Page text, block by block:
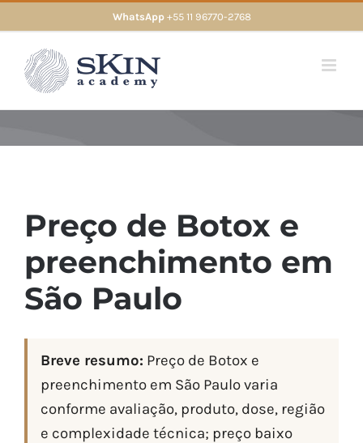
to
content
WhatsApp+55 11 96770-2768
Preço de Botox e
preenchimento em
São Paulo
Breve resumo: Preço de Botox e
preenchimento em São Paulo varia
conforme avaliação, produto, dose, região
e complexidade técnica; preço baixo